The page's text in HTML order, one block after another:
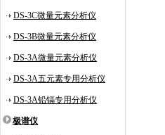
DS-3C微量元素分析仪
DS-3B微量元素分析仪
DS-3A微量元素分析仪
DS-3A五元素专用分析仪
DS-3A铅镉专用分析仪
极谱仪